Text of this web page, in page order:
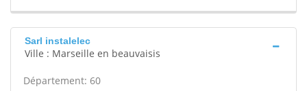
Sarl instalelec
Ville : Marseille en beauvaisis
Département: 60